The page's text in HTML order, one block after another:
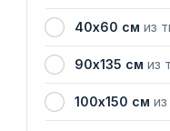
40х60 см из
90х135 см из
100х150 см